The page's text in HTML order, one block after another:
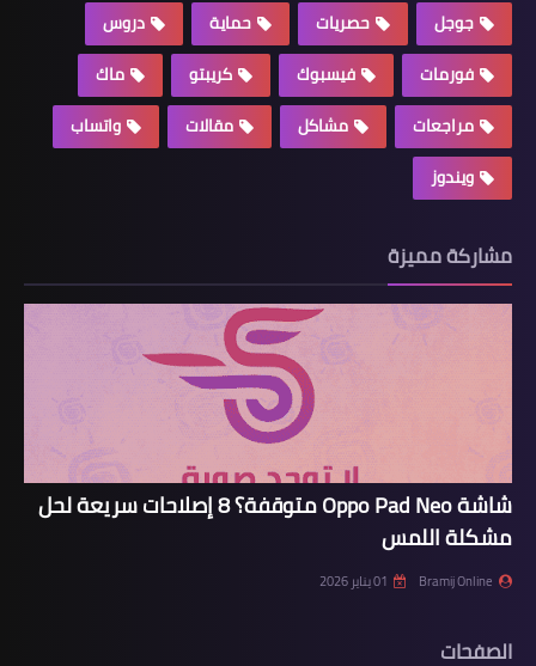
جوجل
حصريات حماية
دروس
فورمات
فيسبوك كريبتو
ماك
مراجعات
مشاكل مقالات
واتساب
ويندوز
مشاركة مميزة
شاشة Oppo Pad Neo متوقفة؟ 8 إصلاحات سريعة لحل
مشكلة اللمس
Bramij Online 01 يناير 2026
الصفحات